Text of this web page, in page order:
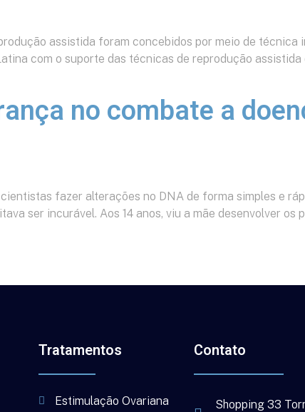
assistida foram concebidos por meio de técnica
com o suporte das técnicas de reprodução assistida
no combate a
fazer alterações no DNA de forma simples e
ser incurável. Aos 14 anos, viu a mãe desenvolver os
Tratamentos
Estimulação Ovariana
Contato
Shopping 33